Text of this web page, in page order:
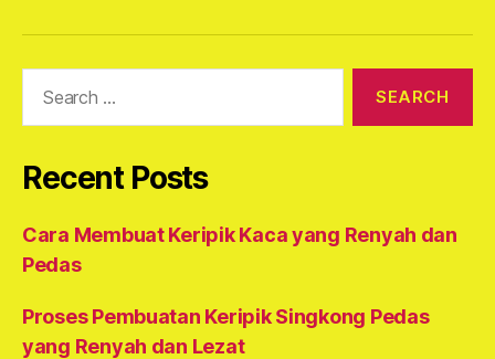
Recent Posts
Cara Membuat Keripik Kaca yang Renyah dan
Pedas
Proses Pembuatan Keripik Singkong Pedas
yang Renyah dan Lezat